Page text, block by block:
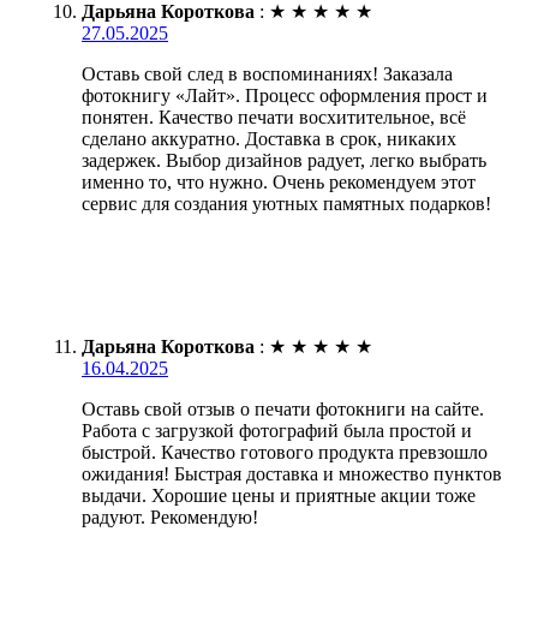
Дарьяна Короткова : ★ ★ ★ ★ ★
27.05.2025
Оставь свой след в воспоминаниях! Заказала
фотокнигу «Лайт». Процесс оформления прост и
понятен. Качество печати восхитительное, всё
сделано аккуратно. Доставка в срок, никаких
задержек. Выбор дизайнов радует, легко выбрать
именно то, что нужно. Очень рекомендуем этот
сервис для создания уютных памятных подарков!
Дарьяна Короткова : ★ ★ ★ ★ ★
16.04.2025
Оставь свой отзыв о печати фотокниги на сайте.
Работа с загрузкой фотографий была простой и
быстрой. Качество готового продукта превзошло
ожидания! Быстрая доставка и множество пунктов
выдачи. Хорошие цены и приятные акции тоже
радуют. Рекомендую!